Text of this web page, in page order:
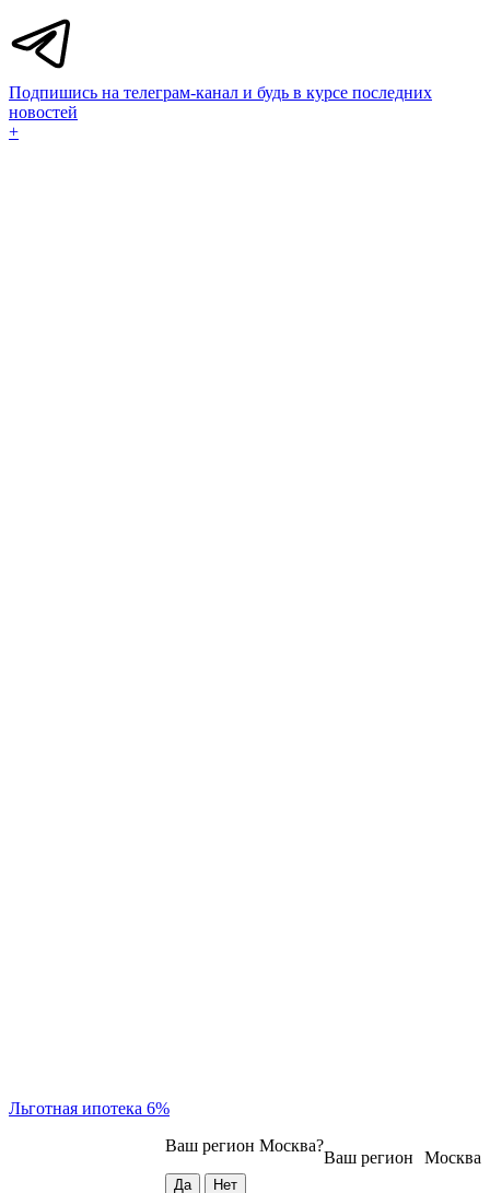
Подпишись на телеграм-канал и будь в курсе последних
новостей
+
Льготная ипотека 6%
Москва
Ваш регион
Ваш регион Москва?